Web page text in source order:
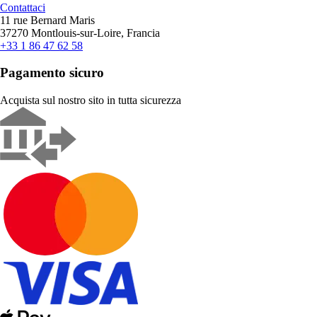
Contattaci
11 rue Bernard Maris
37270 Montlouis-sur-Loire, Francia
+33 1 86 47 62 58
Pagamento sicuro
Acquista sul nostro sito in tutta sicurezza